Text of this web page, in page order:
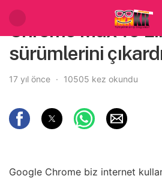
Chrome Max ve
sürümlerini
17 yıl önce 10505 kez okundu
Google Chrome biz internet